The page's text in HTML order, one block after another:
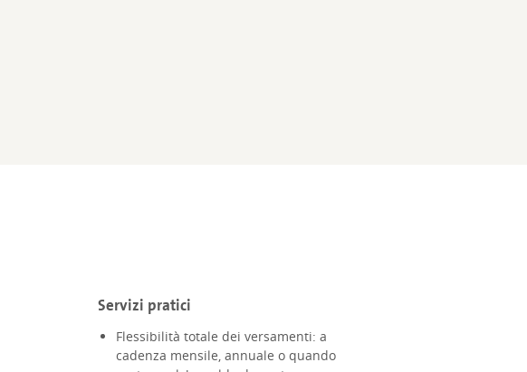
Servizi pratici
Flessibilità totale dei versamenti: a
cadenza mensile, annuale o quando